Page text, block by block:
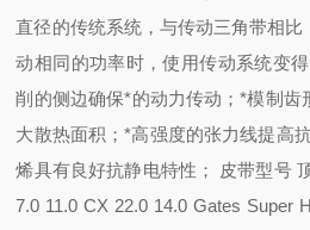
直径的传统系统，与传动三角带相
动相同的功率时，使用传动系统变
削的侧边确保*的动力传动；*模制齿
大散热面积；*高强度的张力线提高
烯具有良好抗静电特性； 皮带型号
7.0 11.0 CX 22.0 14.0 Gates Super